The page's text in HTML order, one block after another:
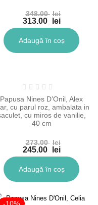
348.00 lei
Prețul
inițial
a
fost:
348.00 lei.
313.00
lei
Prețul
curent
este:
313.00 lei.
Adaugă în coș
Papusa Nines D’Onil, Alex
cu parul roz, ambalata in
cu miros de vanilie,
40 cm
273.00 lei
Prețul
inițial
a
fost:
273.00 lei.
245.00
lei
Prețul
curent
este:
245.00 lei.
Adaugă în coș
-10%